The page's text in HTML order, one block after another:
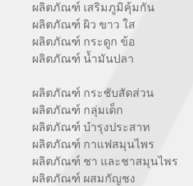
ผลิตภัณฑ์ เสริมภูมิคุ้มกัน
ผลิตภัณฑ์ ผิว ขาว ใส
ผลิตภัณฑ์ กระดูก ข้อ
ผลิตภัณฑ์ น้
ผลิตภัณฑ์ กระชับสัดส่วน
ผลิตภัณฑ์ กลุ่มเด็ก
ผลิตภัณฑ์ บำรุงประสาท
ผลิตภัณฑ์ กาแฟสมุนไพร
ผลิตภัณฑ์ ชา และชาสมุนไพร
ผลิตภัณฑ์ ผสมกัญชง